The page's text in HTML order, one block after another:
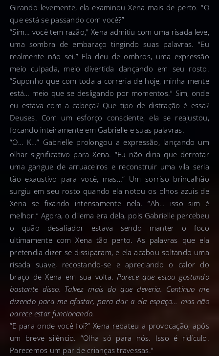
Girando levemente, ela examinou Xena mais de perto. “O
que está se passando com você?”
“Sim… você tem razão,” Xena admitiu com uma risada leve,
uma sombra de embaraço tingindo suas palavras. “Eu
realmente não sei.” Ela deu de ombros, uma expressão
meio culpada, meio divertida dançando em seu rosto.
“Suponho que com toda a correria de hoje, minha mente
está… meio que se desligando por momentos.” Sim, onde
eu estava com a cabeça? Que tipo de distração é essa?
Deuses. Com um esforço consciente, ela se reajustou,
focando inteiramente em Gabrielle e suas palavras.
“O… K…” Gabrielle prolongou a expressão, lançando um
olhar significativo para Xena. “Eu não diria que derrotar
uma gangue de arruaceiros e reconstruir uma vila seria
tão exaustivo para você, mas…” Um sorriso brincalhão
surgiu em seu rosto quando ela notou os olhos azuis de
Xena se fixando intensamente nela. “Ah… isso sim é
melhor.” Agora, o dilema era dela, pois Gabrielle percebeu
o quão desafiador estava sendo manter o foco
ultimamente com Xena tão perto. As palavras que ela
pretendia dizer se dissiparam, e ela acabou soltando uma
risada suave, recostando-se e apreciando o calor do
braço de Xena em sua volta.Parece que estou gostando
bastante disso. Talvez mais do que deveria. Continuo me
dizendo para me afastar, para dar a ela espaço… mas não
parece estar funcionando.
“E para onde você foi?” Xena rebateu a provocação, após
um breve silêncio. “Olha só para nós. Isso é ridículo.
Parecemos um par de crianças travessas.”